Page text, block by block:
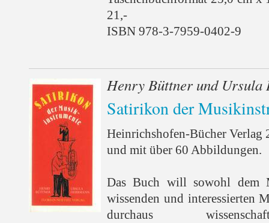
21,-
ISBN 978-3-7959-0402-9
Henry Büttner und Ursula
Satirikon der
Heinrichshofen-Bücher Verlag
und mit über 60 Abbildungen.
Das Buch will sowohl dem
wissenden und interessierten
durchaus